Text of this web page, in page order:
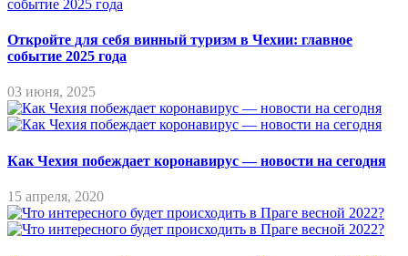
Откройте для себя винный туризм в Чехии: главное
событие 2025 года
03 июня, 2025
Как Чехия побеждает коронавирус — новости на сегодня
15 апреля, 2020